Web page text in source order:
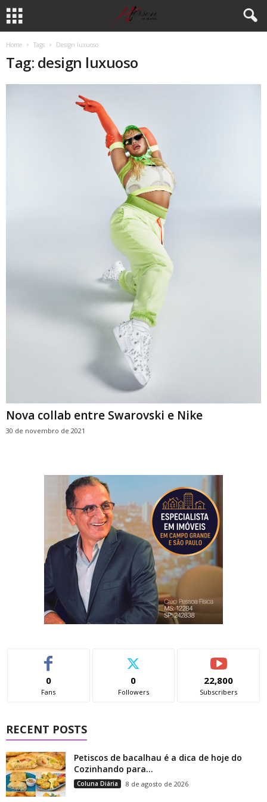
Home Tags Design luxuoso
Tag: design luxuoso
Nova collab entre Swarovski e Nike
30 de novembro de 2021
0
Fans
0
Followers
22,800
Subscribers
RECENT POSTS
Petiscos de bacalhau é a dica de hoje do
Cozinhando para...
Coluna Diária 8 de agosto de 2026